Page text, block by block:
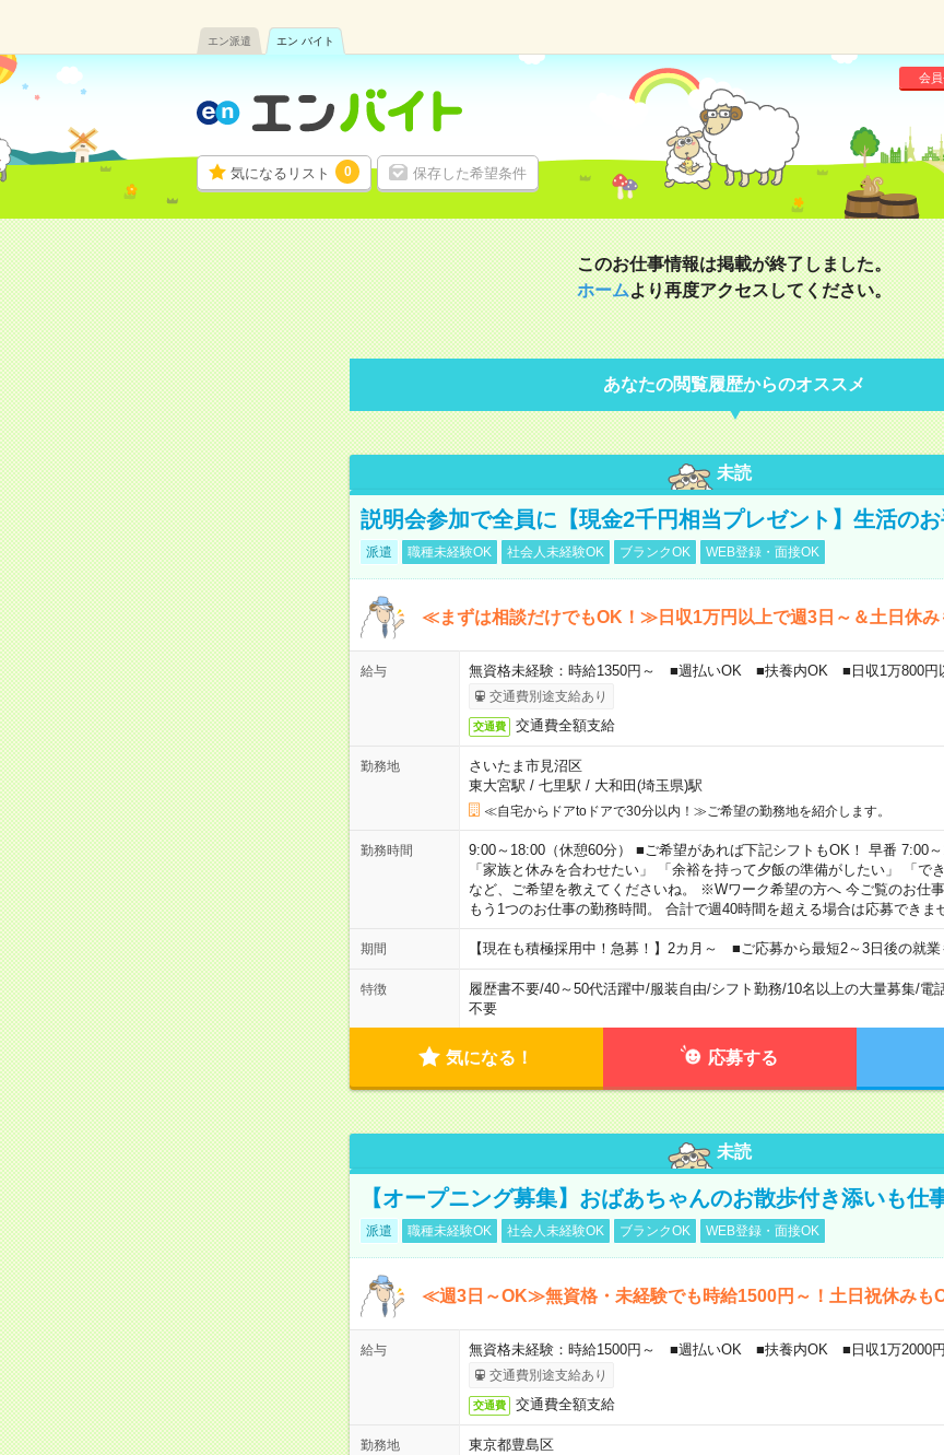
エン派遣 エン バイト
気になるリスト 0 保存した希望条件
会
このお仕事情報は掲載が終了しました。
ホームより再度アクセスしてください。
あなたの閲覧履歴からのオススメ
未読
説明会参加で全員に【現金2千円相当プレゼント】生活の
派遣 職種未経験OK 社会人未経験OK ブランクOK WEB登録・面接OK
≪まずは相談だけでもOK！≫日収1万円以上で週3日～＆土日休み
給与 無資格未経験：時給1350円～ ■週払いOK ■扶養内OK ■日収1万800円
交通費別途支給あり
交通費 交通費全額支給
勤務地
さいたま市見沼区
東大宮駅 / 七里駅 / 大和田(埼玉県)駅
≪自宅からドアtoドアで30分以内！≫ご希望の勤務地を紹介します。
勤務時間
9:00～18:00（休憩60分） ■ご希望があれば下記シフトもOK！ 早番 7:00
「家族と休みを合わせたい」 「余裕を持って夕飯の準備がしたい」 「で
など、ご希望を教えてくださいね。 ※Wワーク希望の方へ 今ご覧のお仕事
もう1つのお仕事の勤務時間。 合計で週40時間を超える場合は応募できま
期間 【現在も積極採用中！急募！】2カ月～ ■ご応募から最短2～3日後の就業
特徴 履歴書不要/40～50代活躍中/服装自由/シフト勤務/10名以上の大量募集/電
不要
気になる！ 応募する
未読
【オープニング募集】おばあちゃんのお散歩付き添いも仕
派遣 職種未経験OK 社会人未経験OK ブランクOK WEB登録・面接OK
≪週3日～OK≫無資格・未経験でも時給1500円～！土日祝休みも
給与 無資格未経験：時給1500円～ ■週払いOK ■扶養内OK ■日収1万2000
交通費別途支給あり
交通費 交通費全額支給
勤務地
東京都豊島区